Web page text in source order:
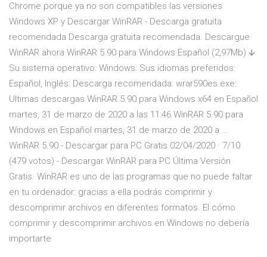
Chrome porque ya no son compatibles las versiones
Windows XP y Descargar WinRAR - Descarga gratuita
recomendada Descarga gratuita recomendada. Descargue
WinRAR ahora WinRAR 5.90 para Windows Español (2,97Mb) 🡫
Su sistema operativo: Windows: Sus idiomas preferidos:
Español, Inglés: Descarga recomendada: wrar590es.exe:
Ultimas descargas WinRAR 5.90 para Windows x64 en Español
martes, 31 de marzo de 2020 a las 11:46 WinRAR 5.90 para
Windows en Español martes, 31 de marzo de 2020 a …
WinRAR 5.90 - Descargar para PC Gratis 02/04/2020 · 7/10
(479 votos) - Descargar WinRAR para PC Última Versión
Gratis. WinRAR es uno de las programas que no puede faltar
en tu ordenador: gracias a ella podrás comprimir y
descomprimir archivos en diferentes formatos. El cómo
comprimir y descomprimir archivos en Windows no debería
importarte